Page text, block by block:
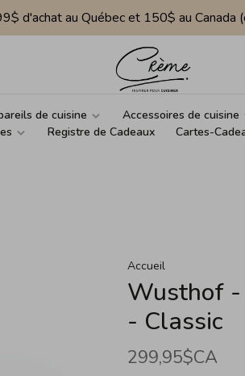
d'achat au Québec et 150$ au Canada
de cuisine Accessoires de cuisine
Registre de Cadeaux Cartes-
Accueil
Wusthof -
- Classic
299,95$CA